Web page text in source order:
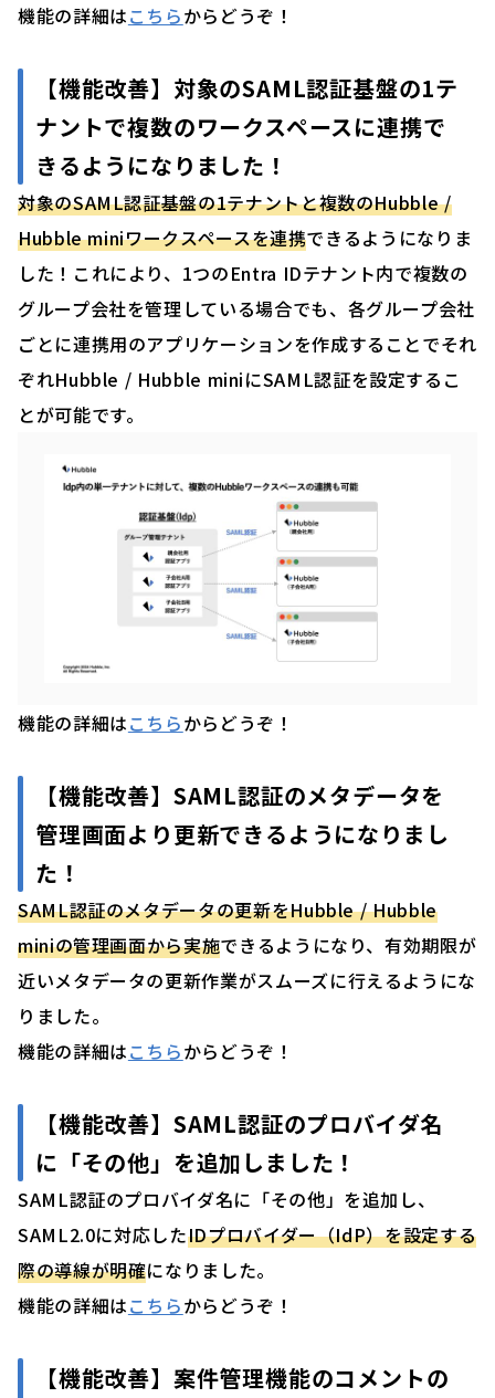
機能の詳細はこちらからどうぞ！
【機能改善】 対象のSAML認証基盤の1テ
ナントで複数のワークスペースに連携で
きるようになりました ！
対象のSAML認証基盤の1テナントと複数のHubble /
Hubble miniワークスペースを連携できるようになりま
した！これにより、1つのEntra IDテナント内で複数の
グループ会社を管理している場合でも、各グループ会社
ごとに連携用のアプリケーションを作成することでそれ
ぞれHubble / Hubble miniにSAML認証を設定するこ
とが可能です。
機能の詳細はこちらからどうぞ！
【機能改善】 SAML認証のメタデータを
管理画面より更新できるようになりまし
た ！
SAML認証のメタデータの更新をHubble / Hubble
miniの管理画面から実施できるようになり、有効期限が
近いメタデータの更新作業がスムーズに行えるようにな
りました。
機能の詳細はこちらからどうぞ！
【機能改善】 SAML認証のプロバイダ名
に「その他」を追加しました ！
SAML認証のプロバイダ名に「その他」を追加し、
SAML2.0に対応したIDプロバイダー（IdP）を設定する
際の導線が明確になりました。
機能の詳細はこちらからどうぞ！
【機能改善】 案件管理機能のコメントの